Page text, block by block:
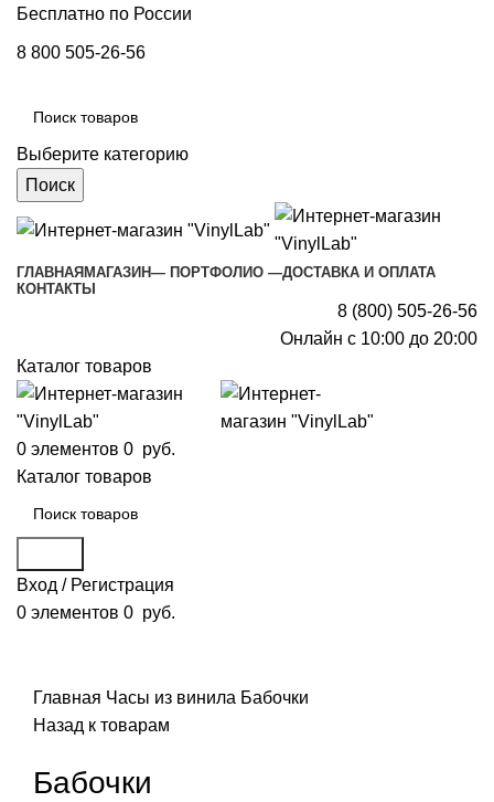
Бесплатно по России
8 800 505-26-56
Выберите категорию
Поиск
ГЛАВНАЯ МАГАЗИН— ПОРТФОЛИО —ДОСТАВКА И ОПЛАТА
КОНТАКТЫ
8 (800) 505-26-56
Онлайн с 10:00 до 20:00
Каталог товаров
0 элементов 0 руб.
Каталог товаров
Вход / Регистрация
0 элементов 0 руб.
Главная Часы из винила Бабочки
Назад к товарам
Бабочки